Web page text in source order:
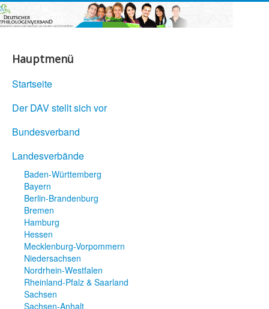
Hauptmenü
Startseite
Der DAV stellt sich vor
Bundesverband
Landesverbände
Baden-Württemberg
Bayern
Berlin-Brandenburg
Bremen
Hamburg
Hessen
Mecklenburg-Vorpommern
Niedersachsen
Nordrhein-Westfalen
Rheinland-Pfalz & Saarland
Sachsen
Sachsen-Anhalt